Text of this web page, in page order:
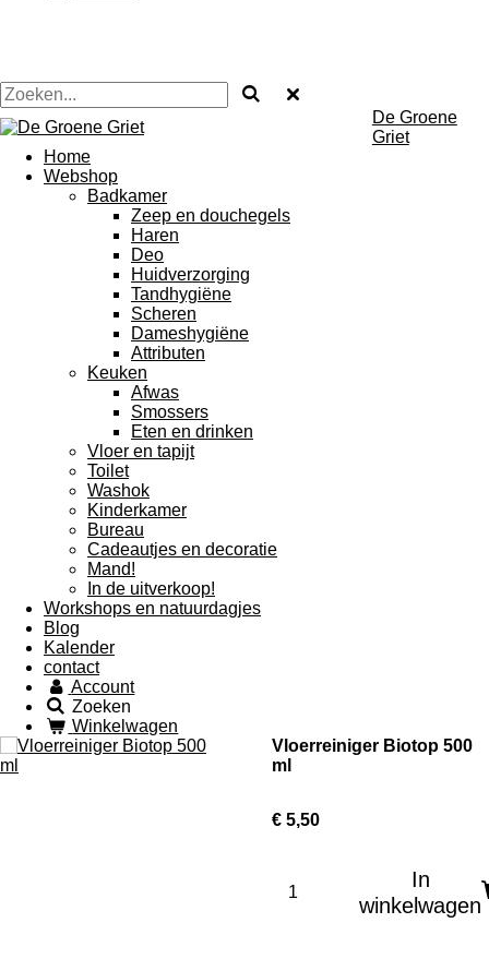
De Groene
Griet
Home
Webshop
Badkamer
Zeep en douchegels
Haren
Deo
Huidverzorging
Tandhygiëne
Scheren
Dameshygiëne
Attributen
Keuken
Afwas
Smossers
Eten en drinken
Vloer en tapijt
Toilet
Washok
Kinderkamer
Bureau
Cadeautjes en decoratie
Mand!
In de uitverkoop!
Workshops en natuurdagjes
Blog
Kalender
contact
Account
Zoeken
Winkelwagen
Vloerreiniger Biotop 500
ml
€ 5,50
In
winkelwagen